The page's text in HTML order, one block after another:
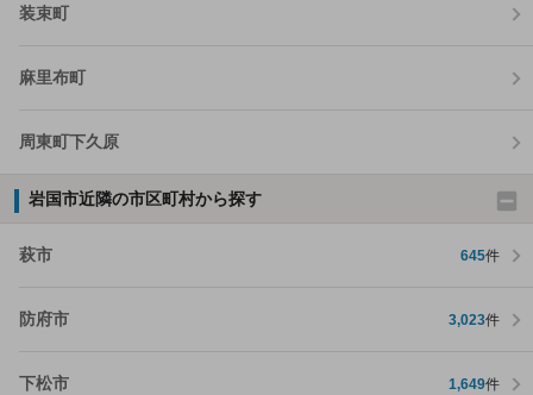
装束町
麻里布町
周東町下久原
岩国市近隣の市区町村から探す
萩市 645件
防府市 3,023件
下松市 1,649件